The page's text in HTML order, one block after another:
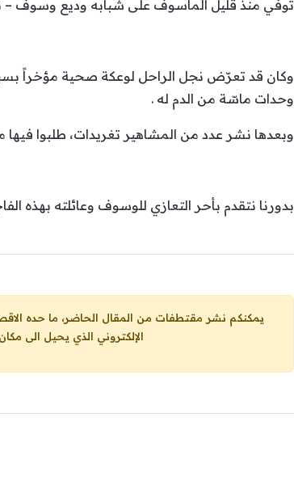
توفي منذ قليل المأسوف على شبابه وديع وسوف
وكان قد تعرّض نجل الراحل لوعكة صحية مؤخراً
وحدات ماسّة من الدم له .
وبعدها نشر عدد من المشاهير تغريدات، طلبوا
بدورنا نتقدم بأحر التعازي للوسوف وعائلته بهذه
يمكنكم نشر مقتطفات من المقال الحاضر، ما حده الاقصى 25% من مجموع المقال، شرط: ذكر اسم المؤلف والناشر
الإلكتروني الذي يحيل الى